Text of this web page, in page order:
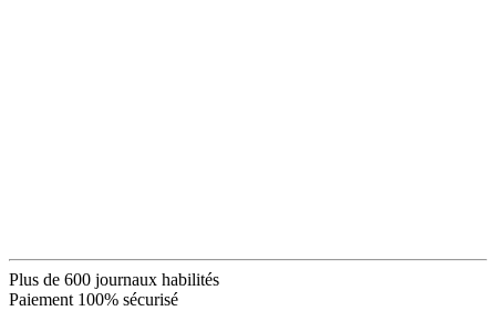
Plus de 600 journaux habilités
Paiement 100% sécurisé